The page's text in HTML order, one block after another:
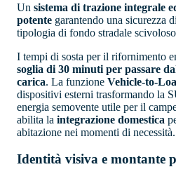
Un sistema di trazione integrale
potente garantendo una sicurezza
tipologia di fondo stradale
I tempi di sosta per il rifornimento
soglia di 30 minuti per passare
carica. La funzione Vehicle-to-
dispositivi esterni trasformando la
energia semovente utile per il
abilita la integrazione domestica
abitazione nei momenti di necessità.
Identità visiva e montante